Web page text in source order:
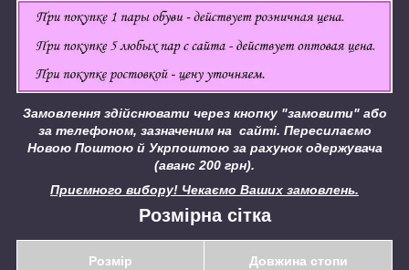
Замовлення здійснювати через кнопку "замовити" або
за телефоном, зазначеним на сайті. Пересилаємо
Новою Поштою й Укрпоштою за рахунок одержувача
(аванс 200 грн).
Приємного вибору! Чекаємо Ваших замовлень.
Розмір Довжина стопи
Розмірна сітка